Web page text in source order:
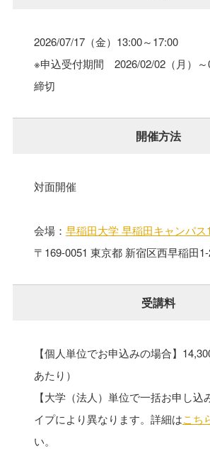
2026/07/17（金） 13:00～17:00
※申込受付期間 2026/02/02（月）～
締切
開催方法
対面開催
会場： 早稲田大学 早稲田キャンパス
〒169-0051 東京都 新宿区西早稲田1-
受講料
【個人単位でお申込みの場合】
あたり）
【大学（法人）単位で一括お申し込
イプにより異なります。詳細はこち
い。